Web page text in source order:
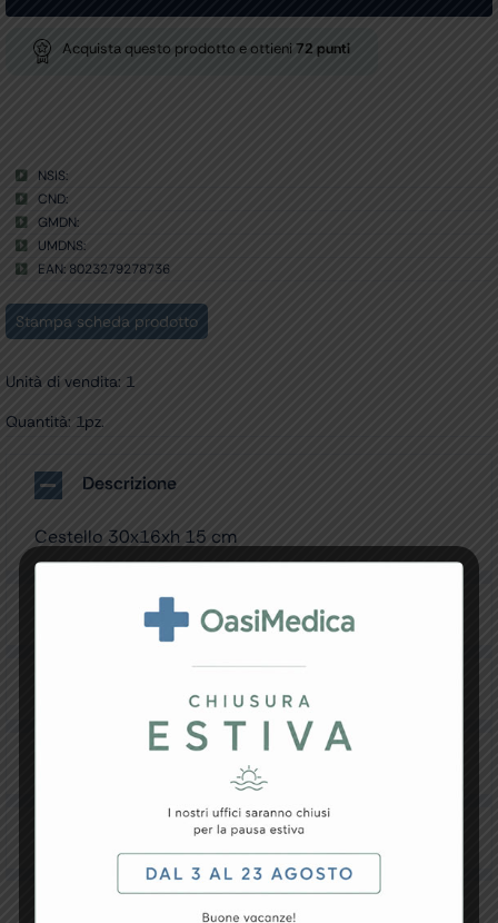
27880-
97
quantità
Acquista questo prodotto e ottieni 72 punti
NSIS:
CND:
GMDN:
UMDNS:
EAN: 8023279278736
Stampa scheda prodotto
Unità di vendita: 1
Quantità: 1pz.
Descrizione
Cestello 30x16xh 15 cm
Specifiche Tecniche